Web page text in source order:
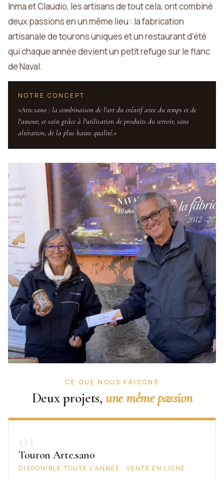
Inma et Claudio, les artisans de tout cela, ont combiné
deux passions en un même lieu : la fabrication
artisanale de tourons uniques et un restaurant d'été
qui chaque année devient un petit refuge sur le flanc
de Naval.
NOTRE CONCEPT
«Arte.sano : la combinaison de l'art du créatif avec du temps et de
l'amour, et sain grâce à l'utilisation de produits du terroir, sans
altération, de la plus haute qualité.»
CE QUE NOUS FAISONS
Deux projets, une même passion
Touron Arte.sano
DISPONIBLE TOUTE L'ANNÉE · VENTE EN LIGNE